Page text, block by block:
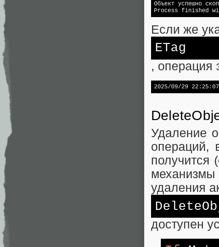
Объект успешно
Process finished
Если же
ETag
, операция
2025/09/29
Удаление
операций,
получится
удаления
доступен